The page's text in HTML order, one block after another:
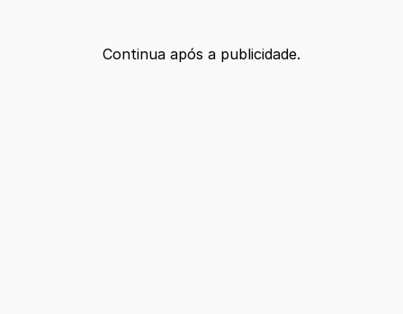
Continua após a publicidade.